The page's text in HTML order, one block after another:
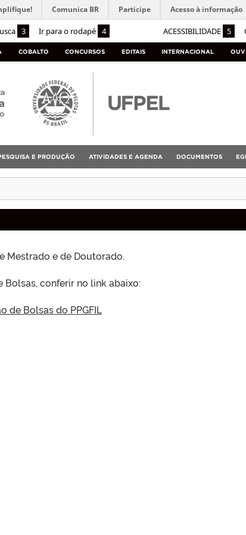
3 Ir para o rodapé 4 ACESSIBILIDADE 5
Comunica BR Participe Acesso à informação
COBALTO CONCURSOS EDITAIS INTERNACIONAL
E PRODUÇÃO ATIVIDADES E AGENDA DOCUMENTOS
Mestrado e de Doutorado.
conferir no link abaixo:
de Bolsas do PPGFIL